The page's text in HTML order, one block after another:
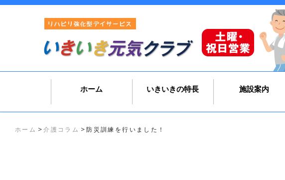
ホーム いきいきの特長 施設案内
ホーム >介護コラム >防災訓練を行いました！